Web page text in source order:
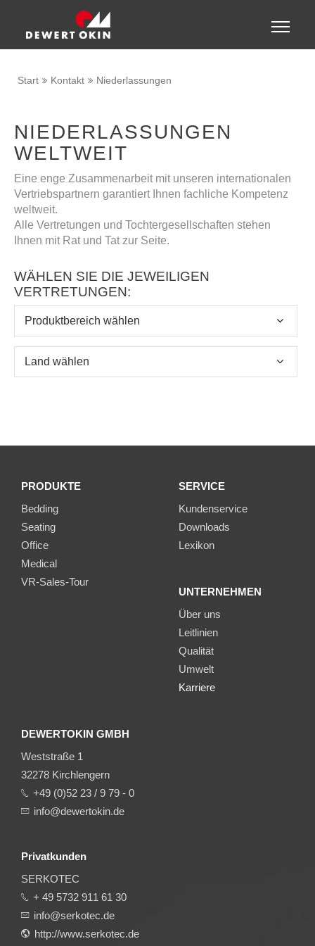
Toggle
Start Kontakt Niederlassungen
NIEDERLASSUNGEN
WELTWEIT
Eine enge Zusammenarbeit mit unseren internationalen
Vertriebspartnern garantiert Ihnen fachliche Kompetenz
weltweit.
Alle Vertretungen und Tochtergesellschaften stehen
Ihnen mit Rat und Tat zur Seite.
WÄHLEN SIE DIE JEWEILIGEN
VERTRETUNGEN:
PRODUKTE
Bedding
Seating
Office
Medical
VR-Sales-Tour
SERVICE
Kundenservice
Downloads
Lexikon
UNTERNEHMEN
Über uns
Leitlinien
Qualität
Umwelt
Karriere
DEWERTOKIN GMBH
Weststraße 1
32278 Kirchlengern
+49 (0)52 23 / 9 79 - 0
info@dewertokin.de
Privatkunden
SERKOTEC
+ 49 5732 911 61 30
info@serkotec.de
http://www.serkotec.de